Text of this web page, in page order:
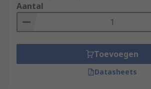
Aantal
Toevoegen
Datasheets